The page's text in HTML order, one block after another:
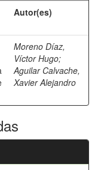
Autor(es)
Moreno Díaz,
Víctor Hugo;
Aguilar Calvache,
Xavier Alejandro